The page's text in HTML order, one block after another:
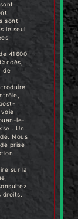
sont
le seul
41600
de
le-
. Un
Nous
prise
sur la
droits.